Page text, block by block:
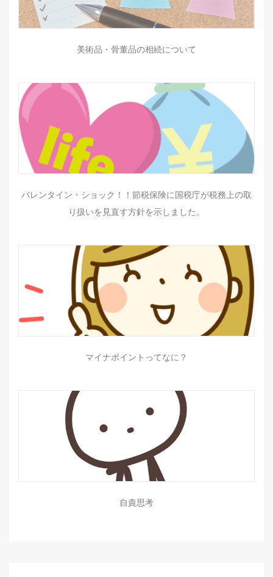
美術品・骨董品の相続について
バレンタイン・ショック！！節税保険に国税庁が税務上の取
り扱いを見直す方針を示しました。
マイナポイントってなに？
自責思考